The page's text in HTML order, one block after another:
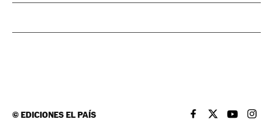
©EDICIONES EL PAÍS